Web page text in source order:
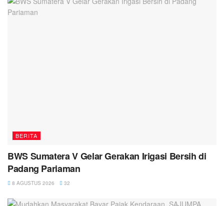
BERITA
BWS Sumatera V Gelar Gerakan Irigasi Bersih di
Padang Pariaman
8 AGUSTUS 2026 32